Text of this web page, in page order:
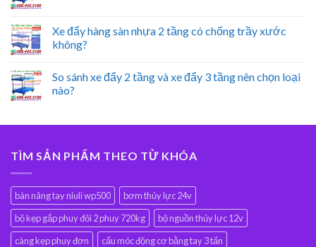
Xe đẩy hàng sàn nhựa 2 tầng có chống trầy xước
không?
So sánh xe đẩy 2 tầng và xe đẩy 3 tầng nên chọn loại
nào?
TÌM SẢN PHẨM THEO TỪ KHÓA
bàn nâng tay niuli wp500
bơm thủy lực 24v
bộ kẹp gắp phuy đôi 2 phuy 720kg
bộ nguồn thủy lực 12v
càng kẹp phuy đơn
cẩu móc động cơ bằng tay 3 tấn